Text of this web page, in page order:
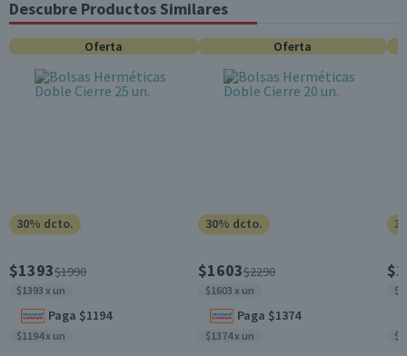
Descubre Productos Similares
Oferta
30% dcto.
$1393$1990
$1393 x un
Paga $1194
$1194 x un
Oferta
30% dcto.
$1603$2290
$1603 x un
Paga $1374
$1374 x un